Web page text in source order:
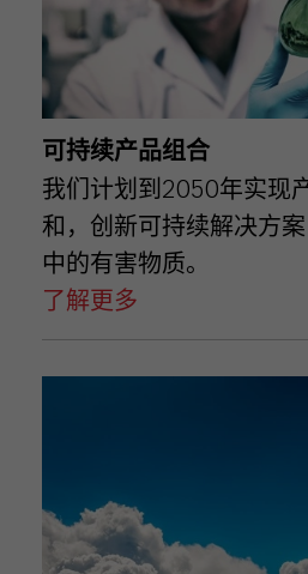
可持续产品组合
我们计划到2050年实现
和，创新可持续解决方
中的有害物质。
了解更多